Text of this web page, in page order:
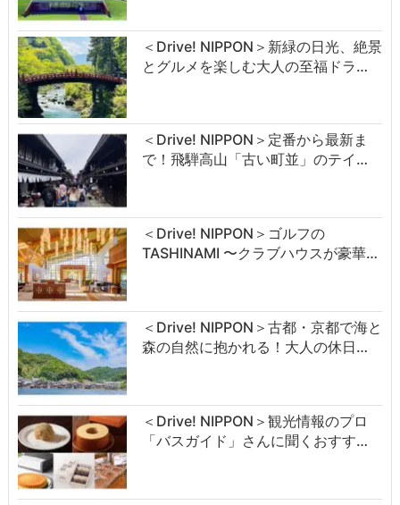
＜Drive! NIPPON＞新緑の日光、絶景
とグルメを楽しむ大人の至福ドラ…
＜Drive! NIPPON＞定番から最新ま
で！飛騨高山「古い町並」のテイ…
＜Drive! NIPPON＞ゴルフの
TASHINAMI 〜クラブハウスが豪華…
＜Drive! NIPPON＞古都・京都で海と
森の自然に抱かれる！大人の休日…
＜Drive! NIPPON＞観光情報のプロ
「バスガイド」さんに聞くおすす…